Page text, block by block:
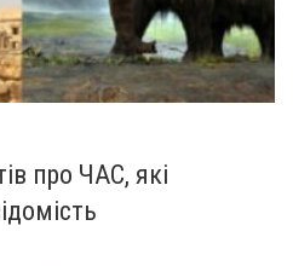
про ЧАС, які